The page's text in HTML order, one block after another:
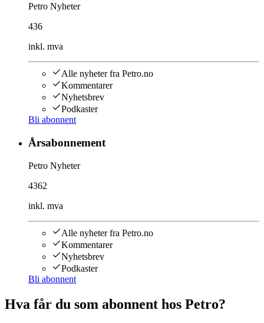
Petro Nyheter
436
inkl. mva
Alle nyheter fra Petro.no
Kommentarer
Nyhetsbrev
Podkaster
Bli abonnent
Årsabonnement
Petro Nyheter
4362
inkl. mva
Alle nyheter fra Petro.no
Kommentarer
Nyhetsbrev
Podkaster
Bli abonnent
Hva får du som abonnent hos Petro?